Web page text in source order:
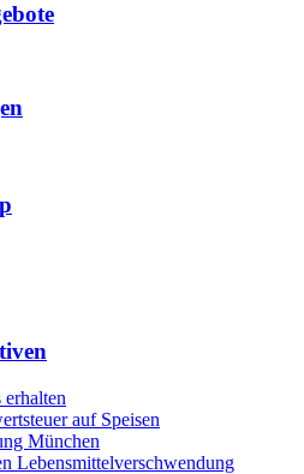
auf Speisen
München
Lebensmittelverschwendung